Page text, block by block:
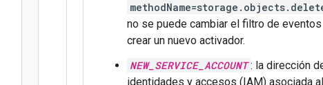
no se puede cambiar el filtro de eventos
crear un nuevo activador.
NEW_SERVICE_ACCOUNT : la dirección
identidades y accesos (IAM) asociada